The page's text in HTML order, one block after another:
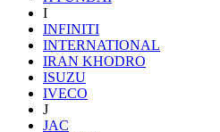
I
INFINITI
INTERNATIONAL
IRAN KHODRO
ISUZU
IVECO
J
JAC